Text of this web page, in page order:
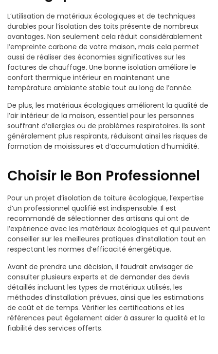
L’utilisation de matériaux écologiques et de techniques
durables pour l’isolation des toits présente de nombreux
avantages. Non seulement cela réduit considérablement
l’empreinte carbone de votre maison, mais cela permet
aussi de réaliser des économies significatives sur les
factures de chauffage. Une bonne isolation améliore le
confort thermique intérieur en maintenant une
température ambiante stable tout au long de l’année.
De plus, les matériaux écologiques améliorent la qualité de
l’air intérieur de la maison, essentiel pour les personnes
souffrant d’allergies ou de problèmes respiratoires. Ils sont
généralement plus respirants, réduisant ainsi les risques de
formation de moisissures et d’accumulation d’humidité.
Choisir le Bon Professionnel
Pour un projet d’isolation de toiture écologique, l’expertise
d’un professionnel qualifié est indispensable. Il est
recommandé de sélectionner des artisans qui ont de
l’expérience avec les matériaux écologiques et qui peuvent
conseiller sur les meilleures pratiques d’installation tout en
respectant les normes d’efficacité énergétique.
Avant de prendre une décision, il faudrait envisager de
consulter plusieurs experts et de demander des devis
détaillés incluant les types de matériaux utilisés, les
méthodes d’installation prévues, ainsi que les estimations
de coût et de temps. Vérifier les certifications et les
références peut également aider à assurer la qualité et la
fiabilité des services offerts.